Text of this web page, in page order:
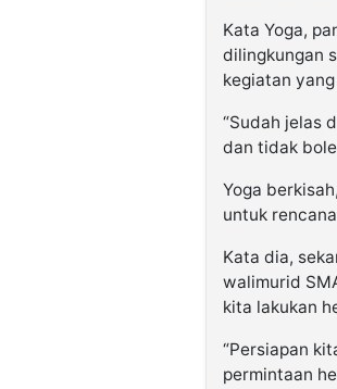
Kata Yoga,
dilingkungan
kegiatan
“Sudah jelas
dan tidak
Yoga
untuk
Kata dia,
walimurid
kita lakukan
“Persiapan
permintaan